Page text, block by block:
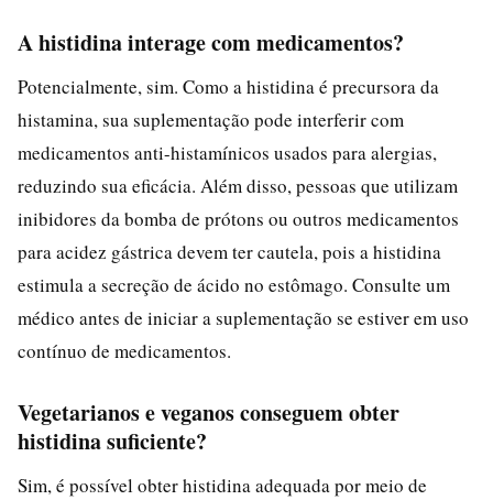
A histidina interage com medicamentos?
Potencialmente, sim. Como a histidina é precursora da
histamina, sua suplementação pode interferir com
medicamentos anti-histamínicos usados para alergias,
reduzindo sua eficácia. Além disso, pessoas que utilizam
inibidores da bomba de prótons ou outros medicamentos
para acidez gástrica devem ter cautela, pois a histidina
estimula a secreção de ácido no estômago. Consulte um
médico antes de iniciar a suplementação se estiver em uso
contínuo de medicamentos.
Vegetarianos e veganos conseguem obter
histidina suficiente?
Sim, é possível obter histidina adequada por meio de